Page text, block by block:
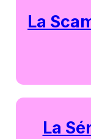
La
La